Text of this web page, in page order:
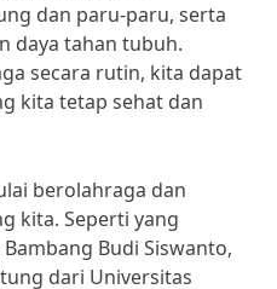
dan paru-paru, serta
daya tahan tubuh.
secara rutin, kita dapat
kita tetap sehat dan
berolahraga dan
kita. Seperti yang
Budi Siswanto,
dari Universitas